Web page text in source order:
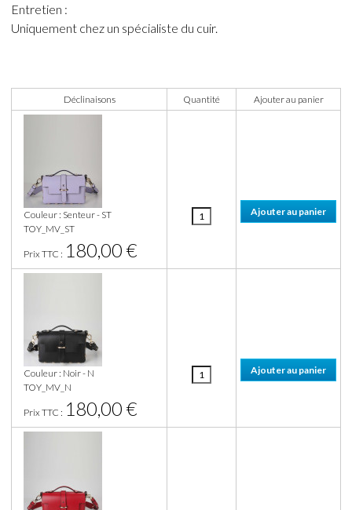
Entretien :
Uniquement chez un spécialiste du cuir.
Déclinaisons Quantité Ajouter au panier
Couleur : Senteur - ST
TOY_MV_ST
Prix TTC : 180,00 €
Couleur : Noir - N
TOY_MV_N
Prix TTC : 180,00 €